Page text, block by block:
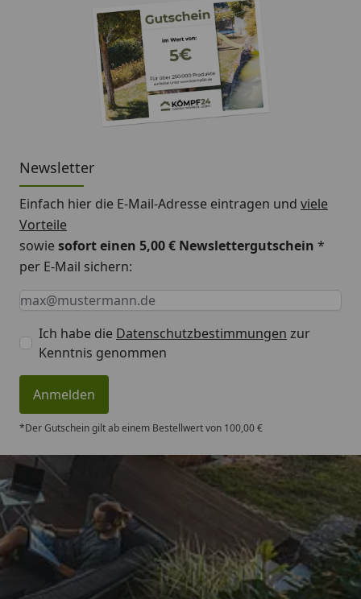
Newsletter
Einfach hier die E-Mail-Adresse eintragen und viele
Vorteile
sowiesofort einen 5,00 € Newslettergutschein *
per E-Mail sichern:
Keine Eingabe erforderlich
Eingabe erforderlich
E-Mail *
Ich habe die Datenschutzbestimmungen zur
Kenntnis genommen
Anmelden
*Der Gutschein gilt ab einem Bestellwert von 100,00 €
Trusted Shops
4,83/ 5